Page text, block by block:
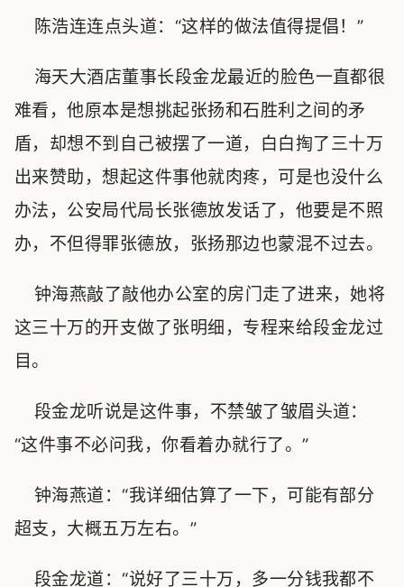
陈浩连连点头道：“这样的做法值得提倡！”
海天大酒店董事长段金龙最近的脸色一直都很
难看，他原本是想挑起张扬和石胜利之间的矛
盾，却想不到自己被摆了一道，白白掏了三十万
出来赞助，想起这件事他就肉疼，可是也没什么
办法，公安局代局长张德放发话了，他要是不照
办，不但得罪张德放，张扬那边也蒙混不过去。
钟海燕敲了敲他办公室的房门走了进来，她将
这三十万的开支做了张明细，专程来给段金龙过
目。
段金龙听说是这件事，不禁皱了皱眉头道：
“这件事不必问我，你看着办就行了。”
钟海燕道：“我详细估算了一下，可能有部分
超支，大概五万左右。”
段金龙道：“说好了三十万，多一分钱我都不